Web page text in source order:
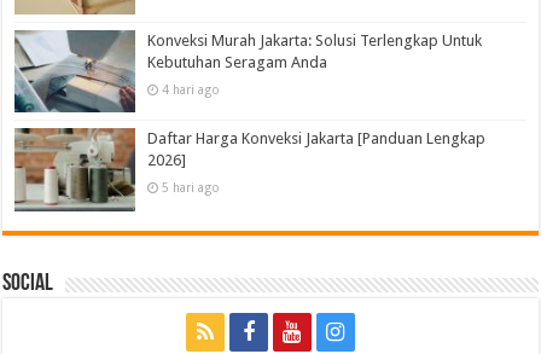
Konveksi Murah Jakarta: Solusi Terlengkap Untuk
Kebutuhan Seragam Anda
4 hari ago
Daftar Harga Konveksi Jakarta [Panduan Lengkap
2026]
5 hari ago
Social